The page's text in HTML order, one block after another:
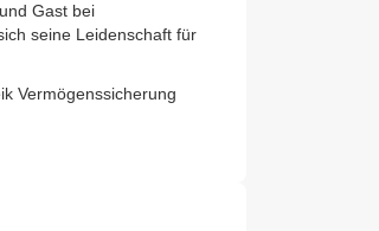
Gast bei
seine Leidenschaft für
Vermögenssicherung